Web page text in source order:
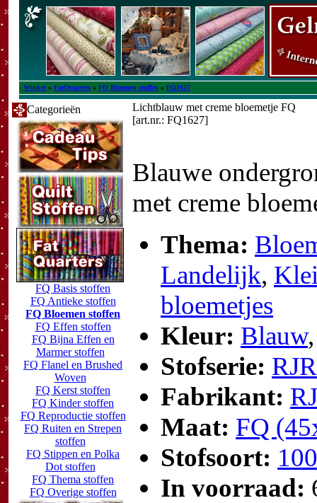
Winkel » FatQuarters » FQ Bloemen stoffen » FQ1627
Categorieën
FQ Basis stoffen
FQ Antieke stoffen
FQ Bloemen stoffen
FQ Effen stoffen
FQ Bijna Effen en
Marmer stoffen
FQ Flanel en Brushed
Woven
FQ Kerst stoffen
FQ Kinder stoffen
FQ Reproductie stoffen
FQ Ruiten en Strepen
stoffen
FQ Stippen en Polka
Dot stoffen
FQ Thema stoffen
FQ Overige stoffen
Lichtblauw met creme bloemetje FQ
[art.nr.: FQ1627]
Blauwe
met creme
Thema:
Landelijk,
bloemetjes
Kleur: Blauw
Stofserie:
Fabrikant:
Maat: FQ
Stofsoort:
In voorraad: